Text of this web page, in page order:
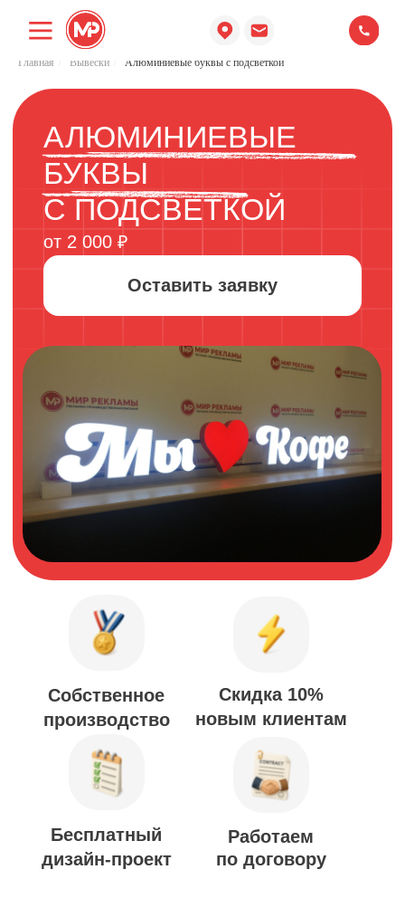
Главная Вывески Алюминиевые буквы с подсветкой
АЛЮМИНИЕВЫЕ
БУКВЫ
С ПОДСВЕТКОЙ
от 2 000 ₽
Оставить заявку
Собственное
производство
Скидка 10%
дизайн-проект